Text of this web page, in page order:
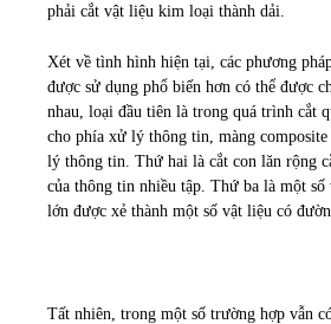
phải cắt vật liệu kim loại thành dải.
Xét về tình hình hiện tại, các phương
được sử dụng phổ biến hơn có thể được
nhau, loại đầu tiên là trong quá trình cắt
cho phía xử lý thông tin, màng
lý thông tin. Thứ hai là cắt con lăn rộng
của thông tin nhiều tập. Thứ ba là một
lớn được xẻ thành một số vật liệu có
Tất nhiên, trong một số trường hợp vẫn